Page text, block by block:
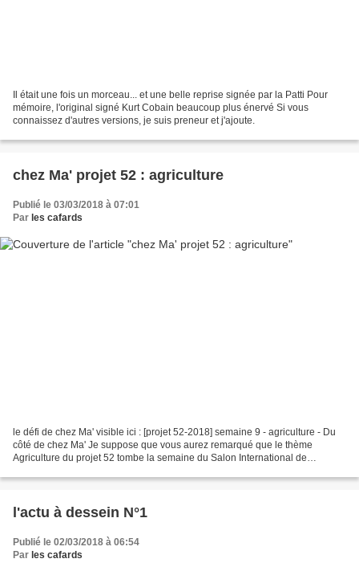
Il était une fois un morceau... et une belle reprise signée par la Patti Pour
mémoire, l'original signé Kurt Cobain beaucoup plus énervé Si vous
connaissez d'autres versions, je suis preneur et j'ajoute.
chez Ma' projet 52 : agriculture
Publié le 03/03/2018 à 07:01
Par les cafards
le défi de chez Ma' visible ici : [projet 52-2018] semaine 9 - agriculture - Du
côté de chez Ma' Je suppose que vous aurez remarqué que le thème
Agriculture du projet 52 tombe la semaine du Salon International de
l'actu à dessein N°1
Publié le 02/03/2018 à 06:54
Par les cafards